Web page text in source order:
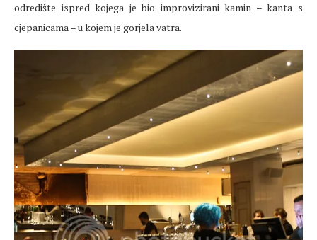
odredište ispred kojega je bio improvizirani kamin – kanta s
cjepanicama – u kojem je gorjela vatra.